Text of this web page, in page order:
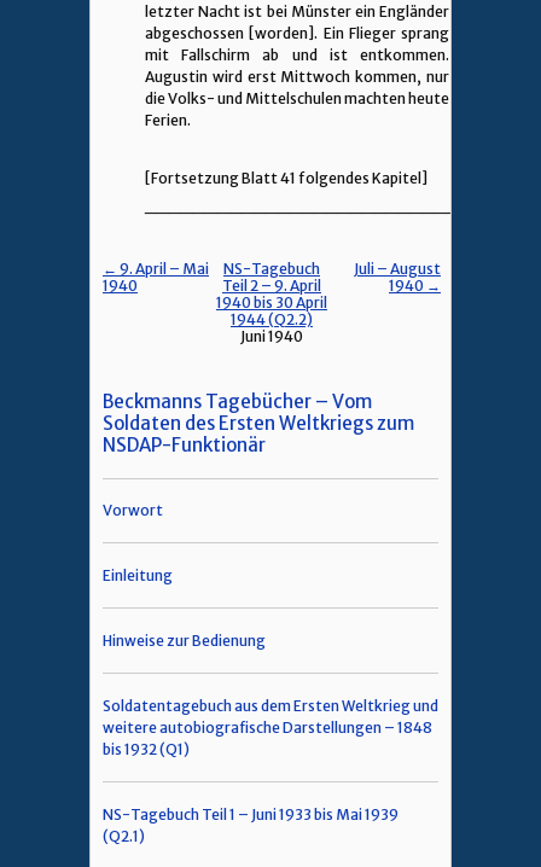
letzter Nacht ist bei Münster ein Engländer
abgeschossen [worden]. Ein Flieger sprang
mit Fallschirm ab und ist entkommen.
Augustin wird erst Mittwoch kommen, nur
die Volks- und Mittelschulen machten heute
Ferien.
[Fortsetzung Blatt 41 folgendes Kapitel]
← 9. April – Mai
1940
Juli – August
1940 →
NS-Tagebuch
Teil 2 – 9. April
1940 bis 30 April
1944 (Q2.2)
Juni 1940
Beckmanns Tagebücher – Vom
Soldaten des Ersten Weltkriegs zum
NSDAP-Funktionär
Vorwort
Einleitung
Hinweise zur Bedienung
Soldatentagebuch aus dem Ersten Weltkrieg und
weitere autobiografische Darstellungen – 1848
bis 1932 (Q1)
NS-Tagebuch Teil 1 – Juni 1933 bis Mai 1939
(Q2.1)